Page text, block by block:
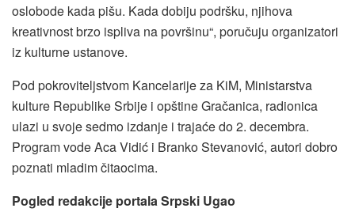
oslobode kada pišu. Kada dobiju podršku, njihova
kreativnost brzo ispliva na površinu“, poručuju organizatori
iz kulturne ustanove.
Pod pokroviteljstvom Kancelarije za KiM, Ministarstva
kulture Republike Srbije i opštine Gračanica, radionica
ulazi u svoje sedmo izdanje i trajaće do 2. decembra.
Program vode Aca Vidić i Branko Stevanović, autori dobro
poznati mladim čitaocima.
Pogled redakcije portala Srpski Ugao